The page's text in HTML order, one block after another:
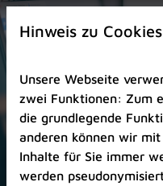
Zur
Startseite
Zum
Seitenanfang
springen
(Schnelltaste
A)
Zur
Hinweis zu Cookies
Unsere Webseite
zwei Funktionen: Zum
die grundlegende
anderen können wir
Inhalte für Sie immer
werden